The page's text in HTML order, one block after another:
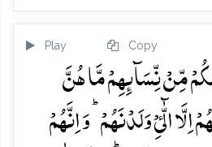
Play Copy
مِّنۡ نِّسَآئِہِمۡ مَّا ہُنَّ
الّٰٓیِٴۡ وَلَدۡنَہُمۡ ؕ وَ اِنَّہُمۡ